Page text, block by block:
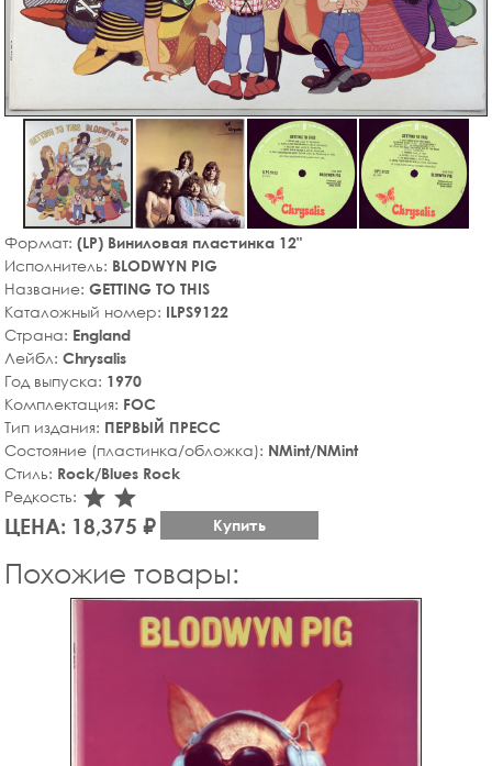
Формат: (LP) Виниловая пластинка 12"
Исполнитель: BLODWYN PIG
Название: GETTING TO THIS
Каталожный номер: ILPS9122
Страна: England
Лейбл: Chrysalis
Год выпуска: 1970
Комплектация: FOC
Тип издания: ПЕРВЫЙ ПРЕСС
Состояние (пластинка/обложка): NMint/NMint
Стиль: Rock/Blues Rock
Редкость: star_rate
star_rate
ЦЕНА: 18,375 ₽ Купить
Похожие товары: